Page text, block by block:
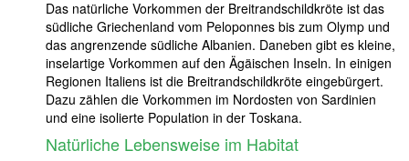
Das natürliche Vorkommen der Breitrandschildkröte ist das
südliche Griechenland vom Peloponnes bis zum Olymp und
das angrenzende südliche Albanien. Daneben gibt es kleine,
inselartige Vorkommen auf den Ägäischen Inseln. In einigen
Regionen Italiens ist die Breitrandschildkröte eingebürgert.
Dazu zählen die Vorkommen im Nordosten von Sardinien
und eine isolierte Population in der Toskana.
Natürliche Lebensweise im Habitat